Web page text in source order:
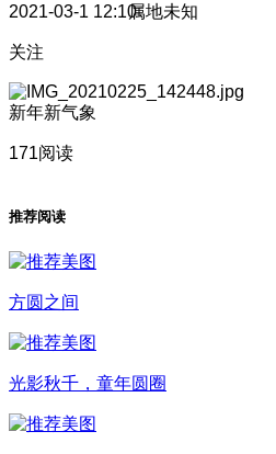
2021-03-1 12:10属地未知
关注
新年新气象
171阅读
推荐阅读
方圆之间
光影秋千，童年圆圈